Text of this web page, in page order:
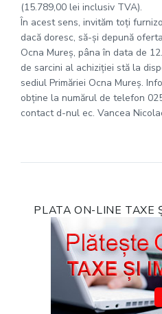
(15.789,00 lei inclusiv TVA).
În acest sens, invităm toţi
dacă doresc, să-şi depună
Ocna Mureş, pâna în data de
de sarcini al achiziţiei stă la
sediul Primăriei Ocna Mureş.
obţine la numărul de telefon
contact d-nul ec. Vancea
PLATA ON-LINE TAXE